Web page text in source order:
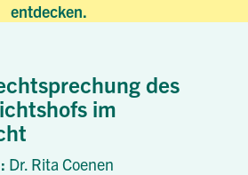
entdecken.
des
im
Dr. Rita Coenen